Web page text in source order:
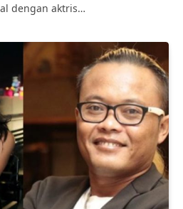
dengan aktris…